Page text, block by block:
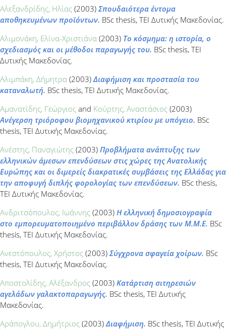
Αλεξανδρίδης, Ηλίας (2003) Σπουδαιότερα έντομα
αποθηκευμένων προϊόντων. BSc thesis, ΤΕΙ Δυτικής Μακεδονίας.
Αλιμονάκη, Ελίνα-Χριστιάνα (2003) Το κόσμημα: η ιστορία, ο
σχεδιασμός και οι μέθοδοι παραγωγής του. BSc thesis, ΤΕΙ
Δυτικής Μακεδονίας.
Αλιμπάκη, Δήμητρα (2003) Διαφήμιση και προστασία του
καταναλωτή. BSc thesis, ΤΕΙ Δυτικής Μακεδονίας.
Αμανατίδης, Γεώργιος and Κούρτης, Αναστάσιος (2003)
Ανέγερση τριόροφου βιομηχανικού κτιρίου με υπόγειο. BSc
thesis, ΤΕΙ Δυτικής Μακεδονίας.
Ανέστης, Παναγιώτης (2003) Προβλήματα ανάπτυξης των
ελληνικών άμεσων επενδύσεων στις χώρες της Ανατολικής
Ευρώπης και οι διμερείς διακρατικές συμβάσεις της Ελλάδας για
την αποφυγή διπλής φορολογίας των επενδύσεων. BSc thesis,
ΤΕΙ Δυτικής Μακεδονίας.
Ανδριτσόπουλος, Ιωάννης (2003) Η ελληνική δημοσιογραφία
στο εμπορευματοποιημένο περιβάλλον δράσης των Μ.Μ.Ε. BSc
thesis, ΤΕΙ Δυτικής Μακεδονίας.
Ανεστόπουλος, Χρήστος (2003) Σύγχρονα σφαγεία χοίρων. BSc
thesis, ΤΕΙ Δυτικής Μακεδονίας.
Αποστολίδης, Αλέξανδρος (2003) Κατάρτιση σιτηρεσιών
αγελάδων γαλακτοπαραγωγής. BSc thesis, ΤΕΙ Δυτικής
Μακεδονίας.
Αράπογλου, Δημήτριος (2003) Διαφήμιση. BSc thesis, ΤΕΙ Δυτικής